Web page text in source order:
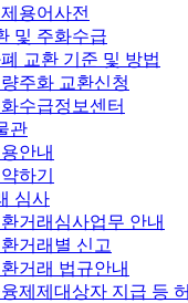
용어사전
및 주화수급
교환 기준 및 방법
주화 교환신청
수급정보센터
관
안내
하기
심사
거래심사업무 안내
거래별 신고
거래 법규안내
제제대상자 지급 등